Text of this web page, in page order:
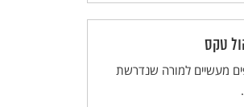
טקס
מעשיים למורה שנדרשת